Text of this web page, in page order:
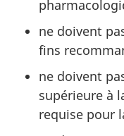
ne doivent
fins
ne doivent
supérieure à
requise pour